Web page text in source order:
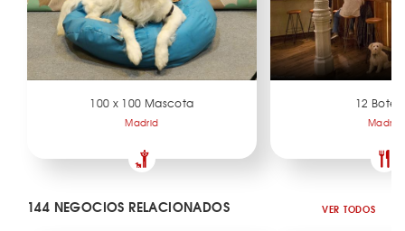
100 x 100 Mascota
Madrid
12
Madrid
144 NEGOCIOS RELACIONADOS VER TODOS